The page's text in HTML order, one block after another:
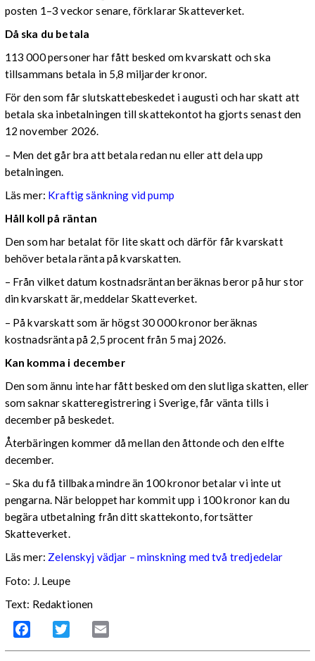
posten 1–3 veckor senare, förklarar Skatteverket.
Då ska du betala
113 000 personer har fått besked om kvarskatt och ska
tillsammans betala in 5,8 miljarder kronor.
För den som får slutskattebeskedet i augusti och har skatt att
betala ska inbetalningen till skattekontot ha gjorts senast den
12 november 2026.
– Men det går bra att betala redan nu eller att dela upp
betalningen.
Läs mer: Kraftig sänkning vid pump
Håll koll på räntan
Den som har betalat för lite skatt och därför får kvarskatt
behöver betala ränta på kvarskatten.
– Från vilket datum kostnadsräntan beräknas beror på hur stor
din kvarskatt är, meddelar Skatteverket.
– På kvarskatt som är högst 30 000 kronor beräknas
kostnadsränta på 2,5 procent från 5 maj 2026.
Kan komma i december
Den som ännu inte har fått besked om den slutliga skatten, eller
som saknar skatteregistrering i Sverige, får vänta tills i
december på beskedet.
Återbäringen kommer då mellan den åttonde och den elfte
december.
– Ska du få tillbaka mindre än 100 kronor betalar vi inte ut
pengarna. När beloppet har kommit upp i 100 kronor kan du
begära utbetalning från ditt skattekonto, fortsätter
Skatteverket.
Läs mer: Zelenskyj vädjar – minskning med två tredjedelar
Foto: J. Leupe
Text: Redaktionen
Facebook Twitter